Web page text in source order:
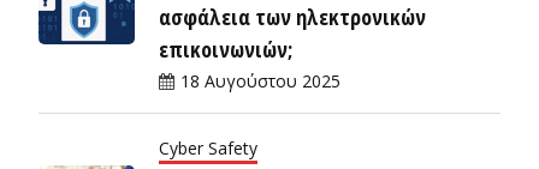
ασφάλεια των ηλεκτρονικών
επικοινωνιών;
18 Αυγούστου 2025
Cyber Safety